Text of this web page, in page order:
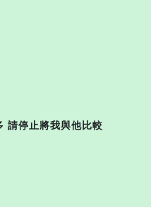
請停止將我與他比較